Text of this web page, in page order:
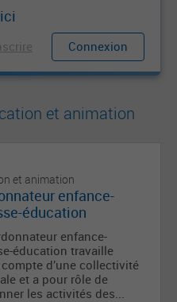
Connexion
et animation
et animation
enfance-
éducation
enfance-
éducation travaille
d’une collectivité
et a pour rôle de
les activités des...